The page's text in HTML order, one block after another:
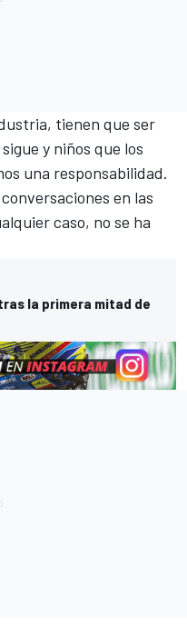
tienen que ser
y niños que los
una responsabilidad.
en las
caso, no se ha
la primera mitad de